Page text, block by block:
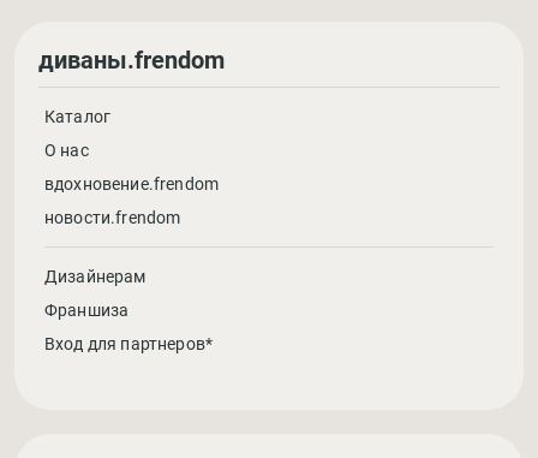
диваны.frendom
Каталог
О нас
вдохновение.frendom
новости.frendom
Дизайнерам
Франшиза
Вход для партнеров*